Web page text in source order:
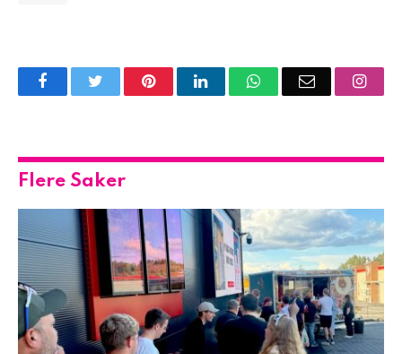
FacebookTwitter PinterestLinkedInWhatsAppEmail
Flere Saker